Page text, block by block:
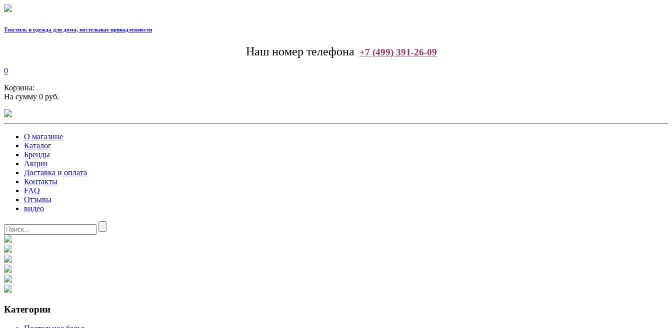
Текстиль и одежда для дома, постельные принадлежности
Наш номер телефона +7 (499) 391-26-09
0
Корзина:
На сумму 0 руб.
О магазине
Каталог
Бренды
Акции
Доставка и оплата
Контакты
FAQ
Отзывы
видео
Категории